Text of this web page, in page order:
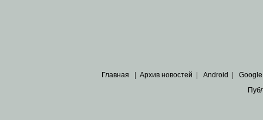
Главная Архив новостей Android Google